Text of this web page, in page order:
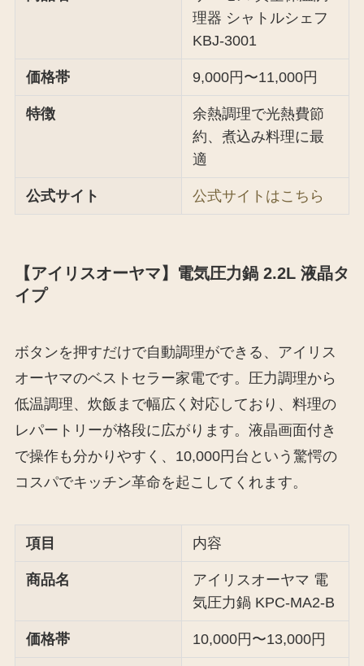
理器 シャトルシェフ
KBJ-3001
価格帯 9,000円〜11,000円
特徴
余熱調理で光熱費節
約、煮込み料理に最
適
公式サイト 公式サイトはこちら
【アイリスオーヤマ】電気圧力鍋 2.2L 液晶タ
イプ
ボタンを押すだけで自動調理ができる、アイリス
オーヤマのベストセラー家電です。圧力調理から
低温調理、炊飯まで幅広く対応しており、料理の
レパートリーが格段に広がります。液晶画面付き
で操作も分かりやすく、10,000円台という驚愕の
コスパでキッチン革命を起こしてくれます。
項目 内容
商品名
アイリスオーヤマ 電
気圧力鍋 KPC-MA2-B
価格帯 10,000円〜13,000円